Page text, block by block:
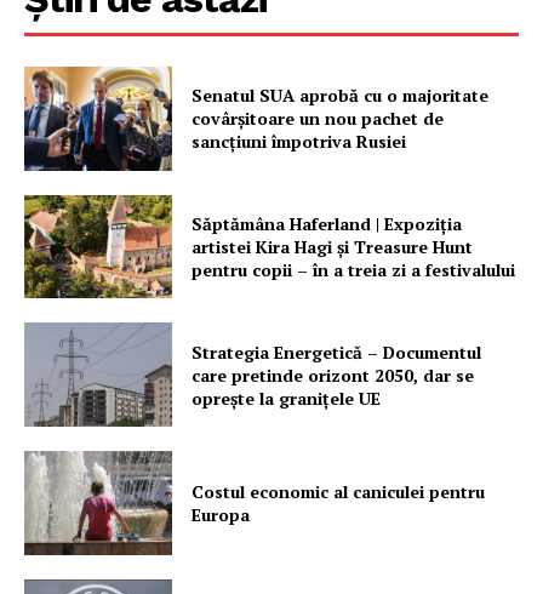
FREEDOM HOUSE ROMÂNIA
PRESShub
Despre noi / Echipa
Proiecte editoriale
Rețea
Contact
Senatul SUA aprobă cu o majoritate
covârșitoare un nou pachet de
sancțiuni împotriva Rusiei
Săptămâna Haferland | Expoziţia
artistei Kira Hagi şi Treasure Hunt
pentru copii – în a treia zi a festivalului
Strategia Energetică – Documentul
care pretinde orizont 2050, dar se
oprește la granițele UE
Costul economic al caniculei pentru
Europa